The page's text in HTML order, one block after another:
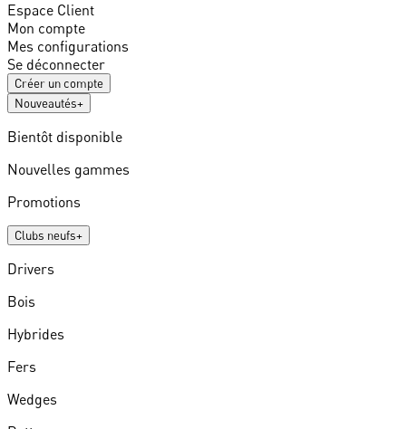
Espace Client
Mon compte
Mes configurations
Se déconnecter
Créer un compte
Nouveautés+
Bientôt disponible
Nouvelles gammes
Promotions
Clubs neufs+
Drivers
Bois
Hybrides
Fers
Wedges